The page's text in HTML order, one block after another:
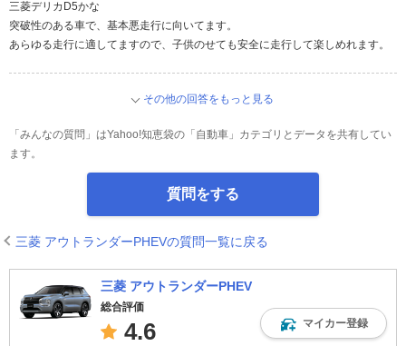
三菱デリカD5かな
突破性のある車で、基本悪走行に向いてます。
あらゆる走行に適してますので、子供のせても安全に走行して楽しめれます。
その他の回答をもっと見る
「みんなの質問」はYahoo!知恵袋の「自動車」カテゴリとデータを共有してい
ます。
質問をする
三菱 アウトランダーPHEVの質問一覧に戻る
三菱 アウトランダーPHEV
総合評価
4.6 マイカー登録